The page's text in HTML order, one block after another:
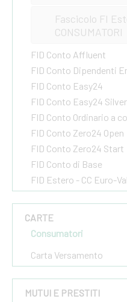
Fascicolo FI
CONSUMATORI
FID Conto Affluent
FID Conto Dipendenti
FID Conto Easy24
FID Conto Easy24 Silver
FID Conto Ordinario a
FID Conto Zero24 Open
FID Conto Zero24 Start
FID Conto di Base
FID Estero - CC Euro-
CARTE
Consumatori
Carta Versamento
MUTUI E PRESTITI